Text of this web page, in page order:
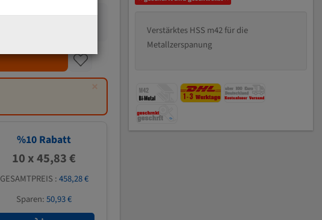
×
%10 Rabatt
10 x 45,83 €
GESAMTPREIS :458,28 €
Sparen:50,93 €
Verstärktes HSS m42 für die
Metallzerspanung